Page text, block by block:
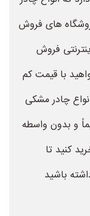
های فروش
فروش
با قیمت کم
چادر مشکی
و بدون واسطه
کنید تا
باشید